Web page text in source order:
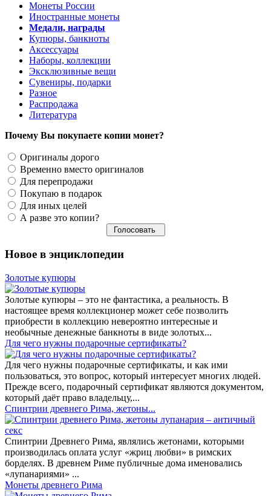
Монеты России
Иностранные монеты
Медали, награды
Купюры, банкноты
Аксессуары
Наборы, коллекции
Эксклюзивные вещи
Сувениры, подарки
Разное
Распродажа
Литература
Почему Вы покупаете копии монет?
Оригиналы дорого
Временно вместо оригиналов
Для перепродажи
Покупаю в подарок
Для иных целей
А разве это копии?
Новое в энциклопедии
Золотые купюры
Золотые купюры – это не фантастика, а реальность. В
настоящее время коллекционер может себе позволить
приобрести в коллекцию невероятно интересные и
необычные денежные банкноты в виде золотых...
​Для чего нужны подарочные сертификаты?
Для чего нужны подарочные сертификаты, и как ими
пользоваться, это вопрос, который интересует многих людей.
Прежде всего, подарочный сертификат являются документом,
который даёт право владельцу,...
Спинтрии древнего Рима, жетоны...
Спинтрии Древнего Рима, являлись жетонами, которыми
производилась оплата услуг «жриц любви» в римских
борделях. В древнем Риме публичные дома именовались
«лупанариями» ...
Монеты древнего Рима